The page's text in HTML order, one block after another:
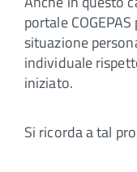
portale
situazione
individuale
iniziato.
Si ricorda a tal